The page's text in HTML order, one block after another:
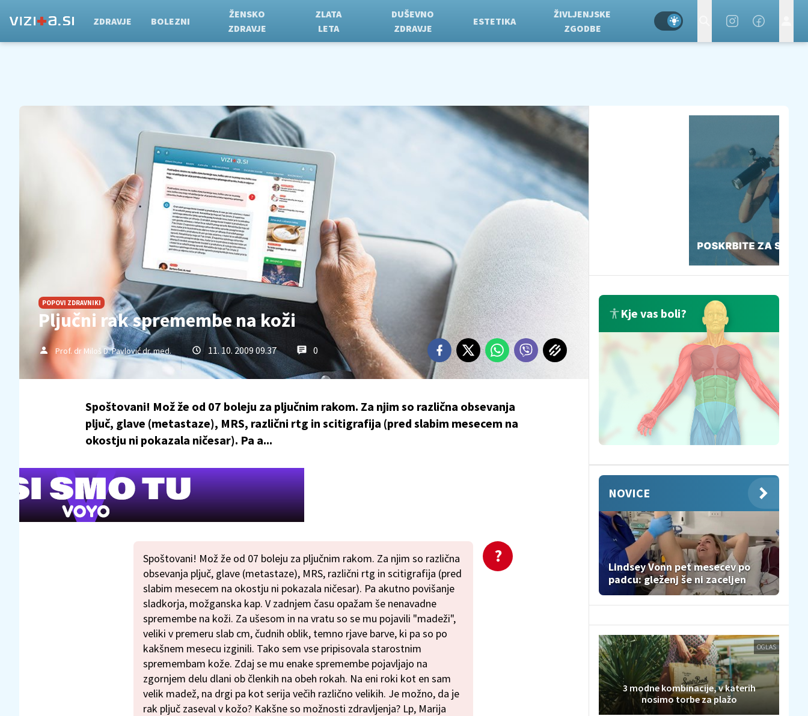
ZDRAVJE BOLEZNI
ŽENSKO
ZDRAVJE
ZLATA
LETA
DUŠEVNO
ZDRAVJE
ESTETIKA
ŽIVLJENJSKE
ZGODBE
POPOVI ZDRAVNIKI
Pljučni rak spremembe na koži
Prof. dr Miloš D. Pavlović dr. med. 11. 10. 2009 09.37 0
Spoštovani! Mož že od 07 boleju za pljučnim rakom. Za njim so različna obsevanja
pljuč, glave (metastaze), MRS, različni rtg in scitigrafija (pred slabim mesecem na
okostju ni pokazala ničesar). Pa a...
Spoštovani! Mož že od 07 boleju za pljučnim rakom. Za njim so različna
obsevanja pljuč, glave (metastaze), MRS, različni rtg in scitigrafija (pred
slabim mesecem na okostju ni pokazala ničesar). Pa akutno povišanje
sladkorja, možganska kap. V zadnjem času opažam še nenavadne
spremembe na koži. Za ušesom in na vratu so se mu pojavili "madeži",
veliki v premeru slab cm, čudnih oblik, temno rjave barve, ki pa so po
kakšnem mesecu izginili. Tako sem vse pripisovala starostnim
spremembam kože. Zdaj se mu enake spremembe pojavljajo na
zgornjem delu dlani ob členkih na obeh rokah. Na eni roki kot en sam
velik madež, na drgi pa kot serija večih različno velikih. Je možno, da je
rak pljuč zaseval v kožo? Kakšne so možnosti zdravljenja? Lp, Marija
Kje vas boli?
NOVICE
Lindsey Vonn pet mesecev po
padcu: gleženj še ni zaceljen
OGLAS
3 modne kombinacije, v katerih
nosimo torbe za plažo